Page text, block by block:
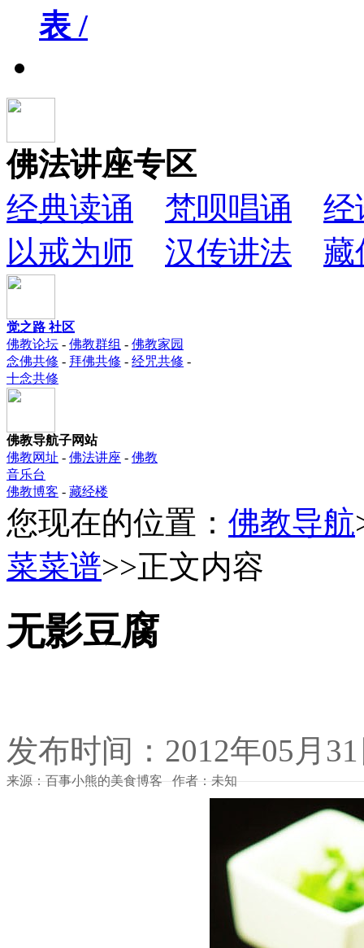
表 /
佛法讲座专区
经典读诵
梵呗唱诵
经
以戒为师
汉传讲法 藏
觉之路 社区
佛教论坛 - 佛教群组 - 佛教家园
念佛共修 - 拜佛共修 - 经咒共修 -
十念共修
佛教导航子网站
佛教网址 - 佛法讲座 - 佛教
音乐台
佛教博客 - 藏经楼
您现在的位置： 佛教导航
菜菜谱>>正文内容
无影豆腐
发布时间：2012年05月
来源：百事小熊的美食博客 作者：未知